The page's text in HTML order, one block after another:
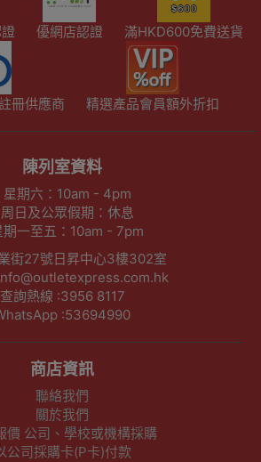
優網店認證 滿HKD600免費送貨
冊供應商 精選產品會員額外折扣
陳列室資料
星期六：10am - 4pm
日及公眾假期：休息
期一至五：10am - 7pm
街27號日昇中心3樓302室
查詢熱線 :3956 8117
:53694990
商店資訊
聯絡我們
關於我們
價 公司、學校或機構採購
公司採購卡(P卡)付款